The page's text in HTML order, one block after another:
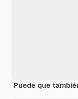
Puede que